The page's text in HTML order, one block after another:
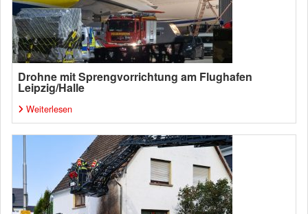
Drohne mit Sprengvorrichtung am Flughafen
Leipzig/Halle
Weiterlesen